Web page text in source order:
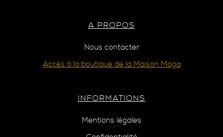
A PROPOS
Nous contacter
Accès à la boutique de la Maison Moga
INFORMATIONS
Mentions légales